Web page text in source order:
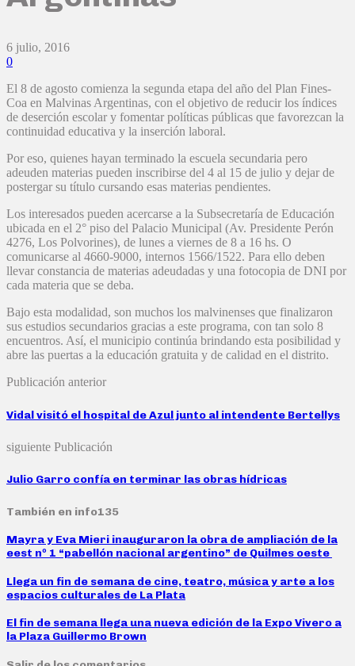
6 julio, 2016
0
El 8 de agosto comienza la segunda etapa del año del Plan Fines-
Coa en Malvinas Argentinas, con el objetivo de reducir los índices
de deserción escolar y fomentar políticas públicas que favorezcan la
continuidad educativa y la inserción laboral.
Por eso, quienes hayan terminado la escuela secundaria pero
adeuden materias pueden inscribirse del 4 al 15 de julio y dejar de
postergar su título cursando esas materias pendientes.
Los interesados pueden acercarse a la Subsecretaría de Educación
ubicada en el 2° piso del Palacio Municipal (Av. Presidente Perón
4276, Los Polvorines), de lunes a viernes de 8 a 16 hs. O
comunicarse al 4660-9000, internos 1566/1522. Para ello deben
llevar constancia de materias adeudadas y una fotocopia de DNI por
cada materia que se deba.
Bajo esta modalidad, son muchos los malvinenses que finalizaron
sus estudios secundarios gracias a este programa, con tan solo 8
encuentros. Así, el municipio continúa brindando esta posibilidad y
abre las puertas a la educación gratuita y de calidad en el distrito.
Publicación anterior
Vidal visitó el hospital de Azul junto al intendente Bertellys
siguiente Publicación
Julio Garro confía en terminar las obras hídricas
También en info135
Mayra y Eva Mieri inauguraron la obra de ampliación de la
eest nº 1 “pabellón nacional argentino” de Quilmes oeste
Llega un fin de semana de cine, teatro, música y arte a los
espacios culturales de La Plata
El fin de semana llega una nueva edición de la Expo Vivero a
la Plaza Guillermo Brown